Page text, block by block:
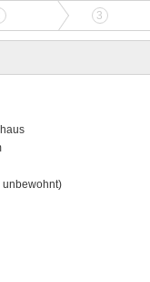
ANGEBOTSVERGLEICH
3
unbewohnt)